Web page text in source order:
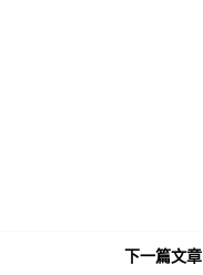
下一篇文章